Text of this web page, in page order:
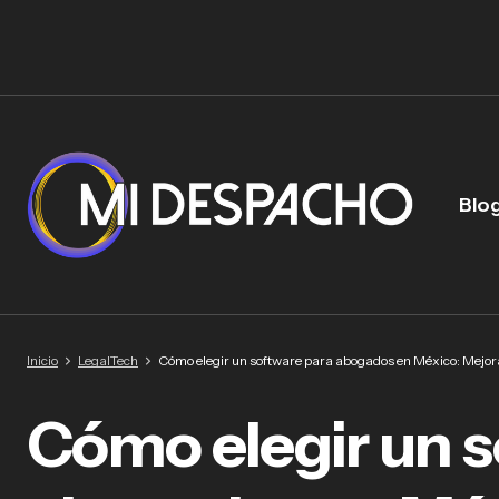
Inicio LegalTech Cómo elegir un software para abogados en México:
Cómo elegir un